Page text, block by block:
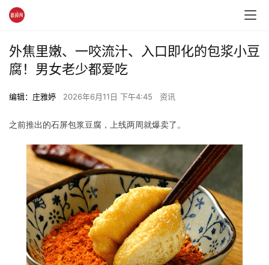
外焦里嫩、一咬流汁、入口即化的包浆小豆
腐！男女老少都爱吃
编辑：庄雅婷 2026年6月11日 下午4:45 资讯
之前推出的石屏包浆豆腐，上线两周就爆卖了。